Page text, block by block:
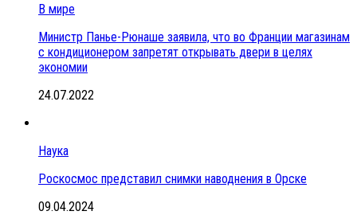
В мире
Министр Панье-Рюнаше заявила, что во Франции магазинам
с кондиционером запретят открывать двери в целях
экономии
24.07.2022
Наука
Роскосмос представил снимки наводнения в Орске
09.04.2024